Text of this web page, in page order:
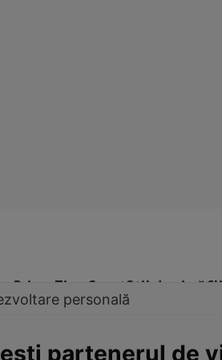
Prime Time SportStil de viață
personală
partenerul de